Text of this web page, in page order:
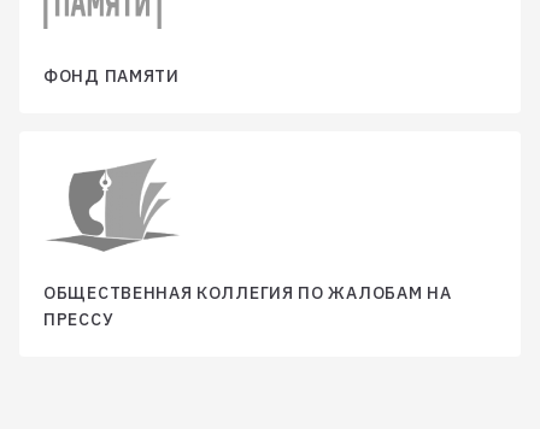
ФОНД ПАМЯТИ
ОБЩЕСТВЕННАЯ КОЛЛЕГИЯ ПО ЖАЛОБАМ НА
ПРЕССУ